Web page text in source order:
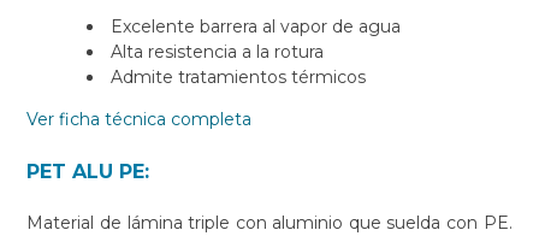
Excelente barrera al vapor de agua
Alta resistencia a la rotura
Admite tratamientos térmicos
Ver ficha técnica completa
PET ALU PE:
Material de lámina triple con aluminio que suelda con PE.